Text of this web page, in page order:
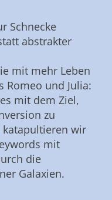
Schnecke
abstrakter
mit mehr Leben
Romeo und Julia:
mit dem Ziel,
zu
katapultieren wir
mit
die
Galaxien.